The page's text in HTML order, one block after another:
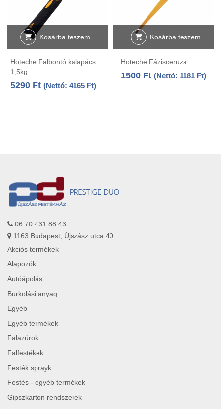
Kosárba teszem
Hoteche Falbontó kalapács
1,5kg
5290 Ft (Nettó: 4165 Ft)
Kosárba teszem
Hoteche Fázisceruza
1500 Ft (Nettó: 1181 Ft)
06 70 431 88 43
1163 Budapest, Újszász utca 40.
Akciós termékek
Alapozók
Autóápolás
Burkolási anyag
Egyéb
Egyéb termékek
Falazúrok
Falfestékek
Festék sprayk
Festés - egyéb termékek
Gipszkarton rendszerek